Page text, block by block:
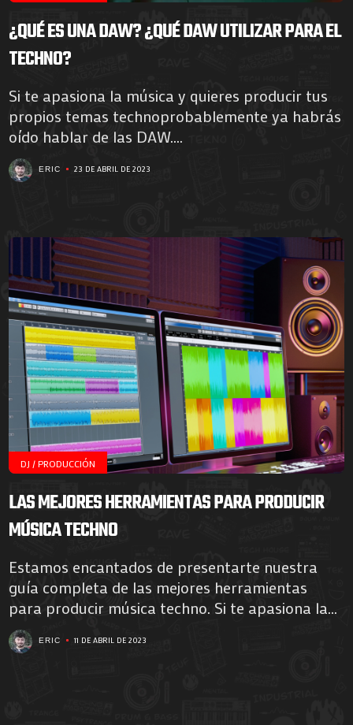
¿QUÉ ES UNA DAW? ¿QUÉ DAW UTILIZAR PARA EL
TECHNO?
Si te apasiona la música y quieres producir tus
propios temas technoprobablemente ya habrás
oído hablar de las DAW....
ERIC 23 DE ABRIL DE 2023
DJ / PRODUCCIÓN
LAS MEJORES HERRAMIENTAS PARA PRODUCIR
MÚSICA TECHNO
Estamos encantados de presentarte nuestra
guía completa de las mejores herramientas
para producir música techno. Si te apasiona la...
ERIC 11 DE ABRIL DE 2023